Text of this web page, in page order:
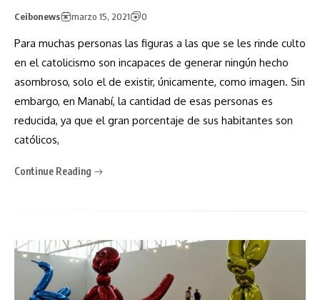
Ceibonews marzo 15, 2021 0
Para muchas personas las figuras a las que se les rinde culto
en el catolicismo son incapaces de generar ningún hecho
asombroso, solo el de existir, únicamente, como imagen. Sin
embargo, en Manabí, la cantidad de esas personas es
reducida, ya que el gran porcentaje de sus habitantes son
católicos,
Continue Reading